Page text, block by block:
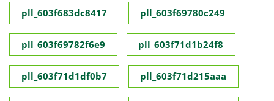
pll_603f683dc8417 pll_603f69780c249
pll_603f69782f6e9 pll_603f71d1b24f8
pll_603f71d1df0b7 pll_603f71d215aaa